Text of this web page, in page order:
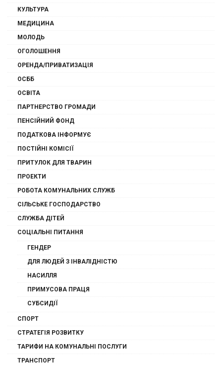
КУЛЬТУРА
МЕДИЦИНА
МОЛОДЬ
ОГОЛОШЕННЯ
ОРЕНДА/ПРИВАТИЗАЦІЯ
ОСББ
ОСВІТА
ПАРТНЕРСТВО ГРОМАДИ
ПЕНСІЙНИЙ ФОНД
ПОДАТКОВА ІНФОРМУЄ
ПОСТІЙНІ КОМІСІЇ
ПРИТУЛОК ДЛЯ ТВАРИН
ПРОЕКТИ
РОБОТА КОМУНАЛЬНИХ СЛУЖБ
СІЛЬСЬКЕ ГОСПОДАРСТВО
СЛУЖБА ДІТЕЙ
СОЦІАЛЬНІ ПИТАННЯ
ГЕНДЕР
ДЛЯ ЛЮДЕЙ З ІНВАЛІДНІСТЮ
НАСИЛЛЯ
ПРИМУСОВА ПРАЦЯ
СУБСИДІЇ
СПОРТ
СТРАТЕГІЯ РОЗВИТКУ
ТАРИФИ НА КОМУНАЛЬНІ ПОСЛУГИ
ТРАНСПОРТ